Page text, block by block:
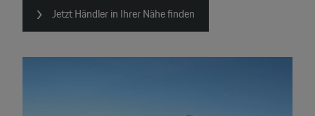
Jetzt Händler in Ihrer Nähe finden